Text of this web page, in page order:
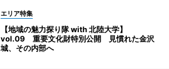
エリア特集
【地域の魅力探り隊 with 北陸大学】
vol.09 重要文化財特別公開 見慣れた金沢
城、その内部へ